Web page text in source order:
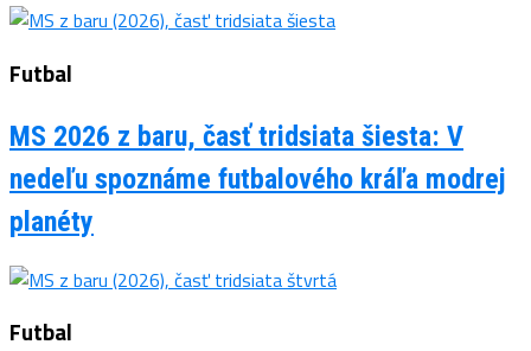
Futbal
MS 2026 z baru, časť tridsiata šiesta: V
nedeľu spoznáme futbalového kráľa modrej
planéty
Futbal